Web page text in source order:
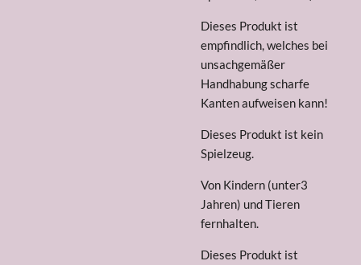
Dieses Produkt ist
empfindlich, welches bei
unsachgemäßer
Handhabung scharfe
Kanten aufweisen kann!
Dieses Produkt ist kein
Spielzeug.
Von Kindern (unter3
Jahren) und Tieren
fernhalten.
Dieses Produkt ist